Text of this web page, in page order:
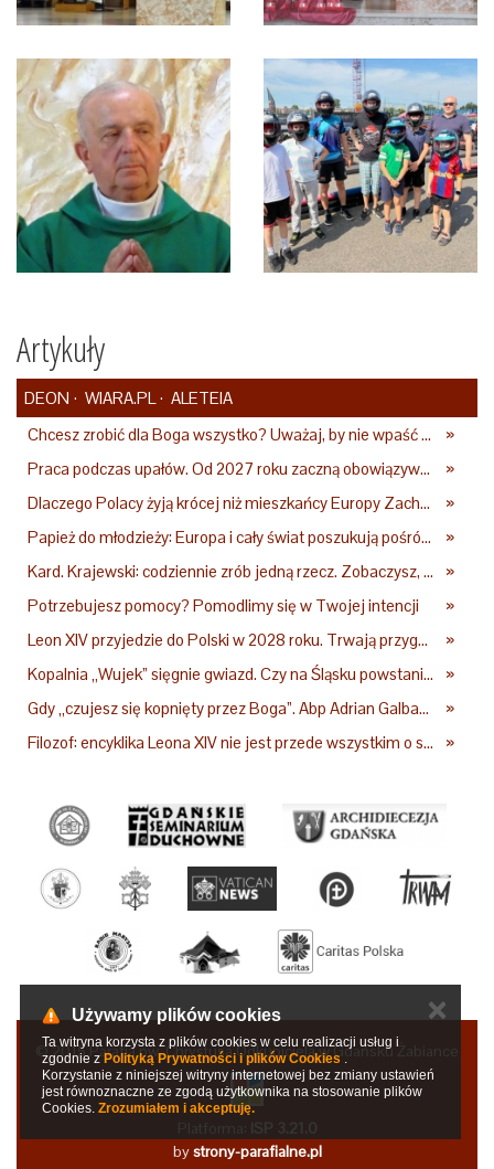
Artykuły
DEON WIARA.PL
ALETEIA
»
Chcesz zrobić dla Boga wszystko? Uważaj, by nie wpaść w groźną pułapkę
»
Praca podczas upałów. Od 2027 roku zaczną obowiązywać nowe przepisy
»
Dlaczego Polacy żyją krócej niż mieszkańcy Europy Zachodniej? Ekspertka wskazuje główne przyczyny
»
Papież do młodzieży: Europa i cały świat poszukują pośród was nowych świętych
»
Kard. Krajewski: codziennie zrób jedną rzecz. Zobaczysz, co stanie się z twoim życiem
»
Potrzebujesz pomocy? Pomodlimy się w Twojej intencji
»
Leon XIV przyjedzie do Polski w 2028 roku. Trwają przygotowania do papieskiej pielgrzymki
»
Kopalnia „Wujek” sięgnie gwiazd. Czy na Śląsku powstanie „Dolina Krzemowa”?
»
Gdy „czujesz się kopnięty przez Boga”. Abp Adrian Galbas: Pan Bóg nie zabierze szpili
»
Filozof: encyklika Leona XIV nie jest przede wszystkim o sztucznej inteligencji
© 2015 Parafia pw. Chrystusa Odkupiciela w Gdańsku Żabiance
Platforma: ISP 3.21.0
bystrony-parafialne.pl
Używamy plików cookies
Ta witryna korzysta z plików cookies w celu realizacji usług i
zgodnie z Polityką Prywatności i plików Cookies.
Korzystanie z niniejszej witryny internetowej bez zmiany ustawień
jest równoznaczne ze zgodą użytkownika na stosowanie plików
Cookies. Zrozumiałem i akceptuję.
✕